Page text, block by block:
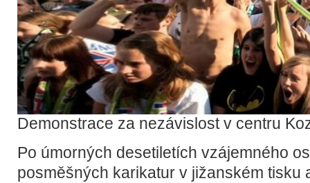
Demonstrace za nezávislost v centru
Po úmorných desetiletích vzájemného
posměšných karikatur v jižanském tisku